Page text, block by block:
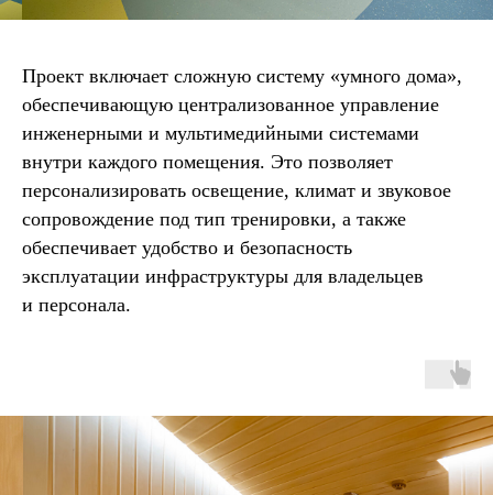
Проект включает сложную систему «умного дома»,
обеспечивающую централизованное управление
инженерными и мультимедийными системами
внутри каждого помещения. Это позволяет
персонализировать освещение, климат и звуковое
сопровождение под тип тренировки, а также
обеспечивает удобство и безопасность
эксплуатации инфраструктуры для владельцев
и персонала.
+7(499) 495-21-26
Подписывайтесь на наши новости!
Социальные сети